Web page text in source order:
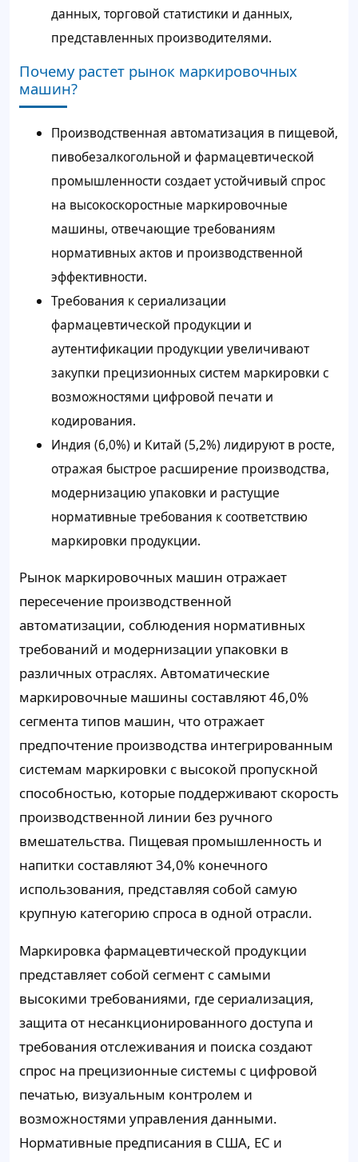
данных, торговой статистики и данных,
представленных производителями.
Почему растет рынок маркировочных
машин?
Производственная автоматизация в пищевой,
пивобезалкогольной и фармацевтической
промышленности создает устойчивый спрос
на высокоскоростные маркировочные
машины, отвечающие требованиям
нормативных актов и производственной
эффективности.
Требования к сериализации
фармацевтической продукции и
аутентификации продукции увеличивают
закупки прецизионных систем маркировки с
возможностями цифровой печати и
кодирования.
Индия (6,0%) и Китай (5,2%) лидируют в росте,
отражая быстрое расширение производства,
модернизацию упаковки и растущие
нормативные требования к соответствию
маркировки продукции.
Рынок маркировочных машин отражает
пересечение производственной
автоматизации, соблюдения нормативных
требований и модернизации упаковки в
различных отраслях. Автоматические
маркировочные машины составляют 46,0%
сегмента типов машин, что отражает
предпочтение производства интегрированным
системам маркировки с высокой пропускной
способностью, которые поддерживают скорость
производственной линии без ручного
вмешательства. Пищевая промышленность и
напитки составляют 34,0% конечного
использования, представляя собой самую
крупную категорию спроса в одной отрасли.
Маркировка фармацевтической продукции
представляет собой сегмент с самыми
высокими требованиями, где сериализация,
защита от несанкционированного доступа и
требования отслеживания и поиска создают
спрос на прецизионные системы с цифровой
печатью, визуальным контролем и
возможностями управления данными.
Нормативные предписания в США, ЕС и